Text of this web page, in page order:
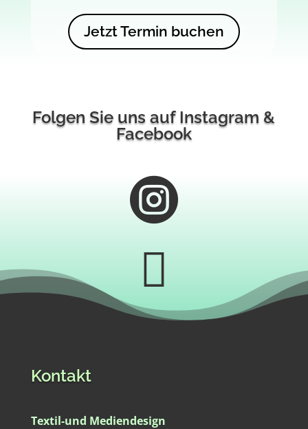
Jetzt Termin buchen
Folgen Sie uns auf Instagram &
Facebook


Kontakt
Textil-und Mediendesign